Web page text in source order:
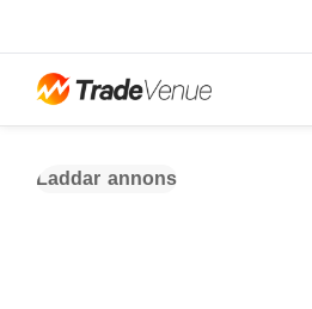
Laddar annons